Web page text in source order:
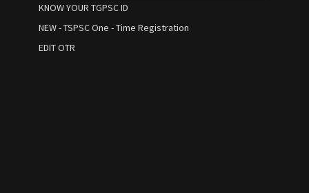
KNOW YOUR TGPSC ID
NEW - TSPSC One - Time Registration
EDIT OTR